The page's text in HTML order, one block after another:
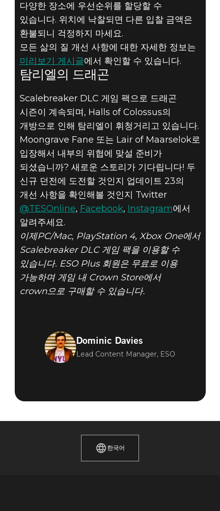
다양한 장소에 우선순위를 할당할 수
있습니다. 위치에 낙찰되면 다른 입찰 금액은
환불되니 걱정하지 마세요.
모든 삶의 질 개선 사항에 대한 자세한 정보는
미리보기 게시글에서 확인할 수 있습니다.
탐리엘의 드래곤
Scalebreaker DLC 게임 팩으로 드래곤
시즌이 계속되며, Halls of Colossus의
개방으로 인해 탐리엘이 휘청거리고 있습니다.
Moongrave Fane 또는 Lair of Maarselok로
입장해서 내부의 위협에 맞설 준비가
되셨습니까? 새로운 스토리가 기다립니다! 두
신규 던전에 도전할 것인지 업데이트 23의
개선 사항을 확인해볼 것인지 Twitter
@TESOnline, Facebook, Instagram에서
알려주세요.
이제PC/Mac, PlayStation 4, Xbox One에서
Scalebreaker DLC 게임 팩을 이용할 수
있습니다. ESO Plus 회원은 무료로 이용
가능하며 게임 내 Crown Store에서
crown으로 구매할 수 있습니다.
Dominic Davies
Lead Content Manager, ESO
한국어